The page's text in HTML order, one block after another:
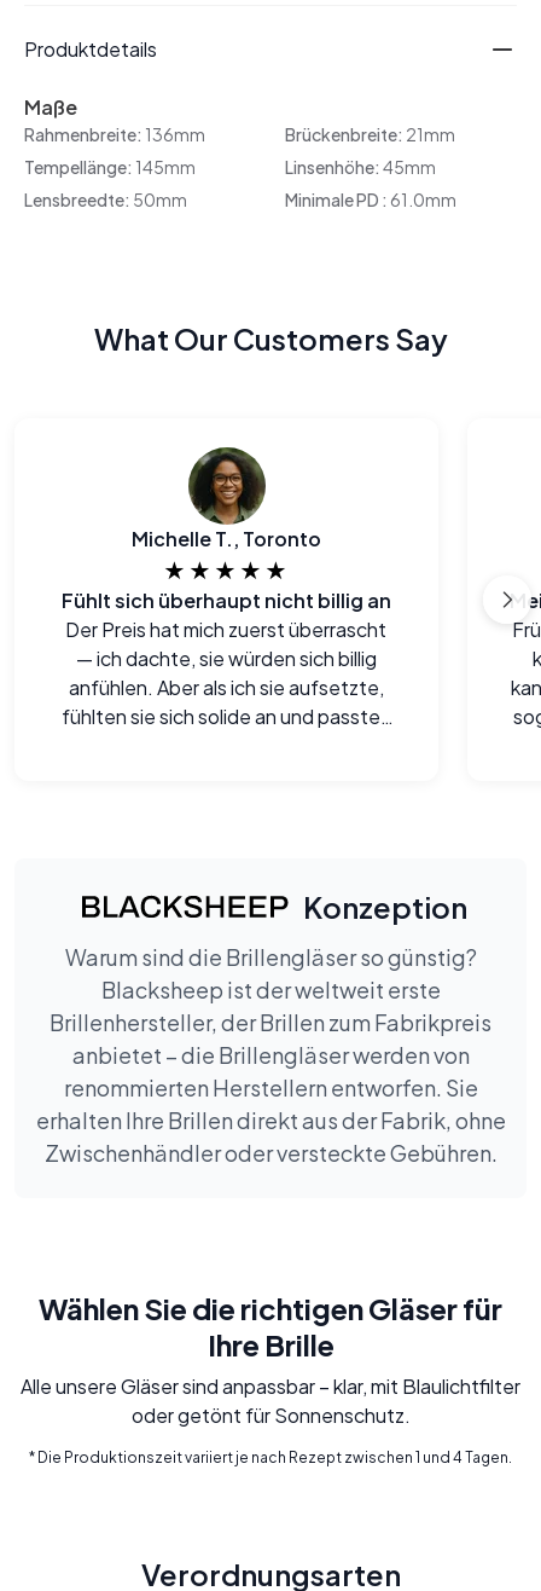
Produktdetails
Maße
Rahmenbreite: 136mm Brückenbreite: 21mm
Tempellänge: 145mm Linsenhöhe: 45mm
Lensbreedte: 50mm Minimale PD : 61.0mm
What Our Customers Say
Michelle T., Toronto
★★★★★
Fühlt sich überhaupt nicht billig an
Der Preis hat mich zuerst überrascht
— ich dachte, sie würden sich billig
anfühlen. Aber als ich sie aufsetzte,
fühlten sie sich solide an und passten
Konzeption
Warum sind die Brillengläser so günstig?
Blacksheep ist der weltweit erste
Brillenhersteller, der Brillen zum Fabrikpreis
anbietet – die Brillengläser werden von
renommierten Herstellern entworfen. Sie
erhalten Ihre Brillen direkt aus der Fabrik, ohne
Zwischenhändler oder versteckte Gebühren.
Wählen Sie die richtigen Gläser für
Ihre Brille
Alle unsere Gläser sind anpassbar – klar, mit Blaulichtfilter
oder getönt für Sonnenschutz.
* Die Produktionszeit variiert je nach Rezept zwischen 1 und 4 Tagen.
Verordnungsarten